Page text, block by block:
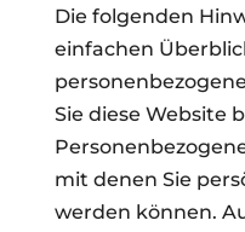
Die folgenden
einfachen
Sie diese Website
mit denen Sie
werden können.